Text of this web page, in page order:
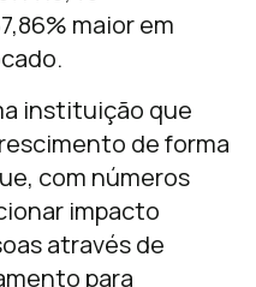
maior em
instituição que
de forma
com números
impacto
através de
para